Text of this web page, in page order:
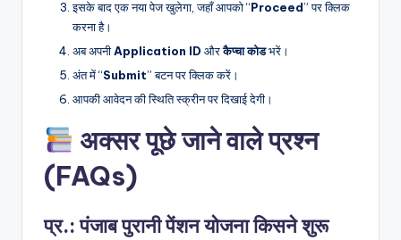
इसके बाद एक नया पेज खुलेगा, जहाँ आपको “Proceed” पर क्लिक
करना है।
अब अपनीApplication ID औरकैप्चा कोडभरें।
अंत में “Submit” बटन पर क्लिक करें।
आपकी आवेदन की स्थिति स्क्रीन पर दिखाई देगी।
अक्सर पूछे जाने वाले प्रश्न
(FAQs)
प्र.: पंजाब पुरानी पेंशन योजना किसने शुरू